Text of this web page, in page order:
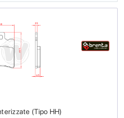
(Tipo HH)